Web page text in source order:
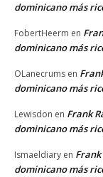
dominicano más
FobertHeerm en
dominicano más
OLanecrums en
dominicano más
Lewisdon en Frank
dominicano más
Ismaeldiary en
dominicano más